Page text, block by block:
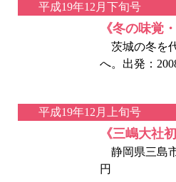
平成19年12月下旬号
《冬の味覚
茨城の冬を
へ。出発：
平成19年12月上旬号
《三嶋大社
静岡県三島
円